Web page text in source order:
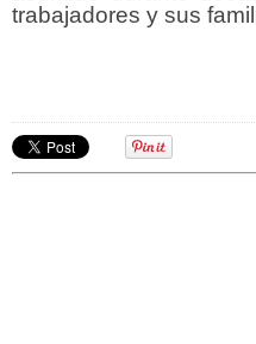
trabajadores y sus